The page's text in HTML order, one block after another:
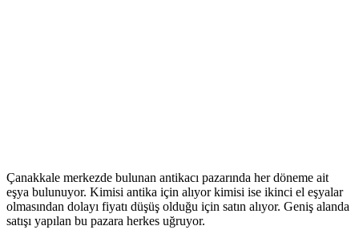
Çanakkale merkezde bulunan antikacı pazarında her döneme ait
eşya bulunuyor. Kimisi antika için alıyor kimisi ise ikinci el eşyalar
olmasından dolayı fiyatı düşüş olduğu için satın alıyor. Geniş alanda
satışı yapılan bu pazara herkes uğruyor.